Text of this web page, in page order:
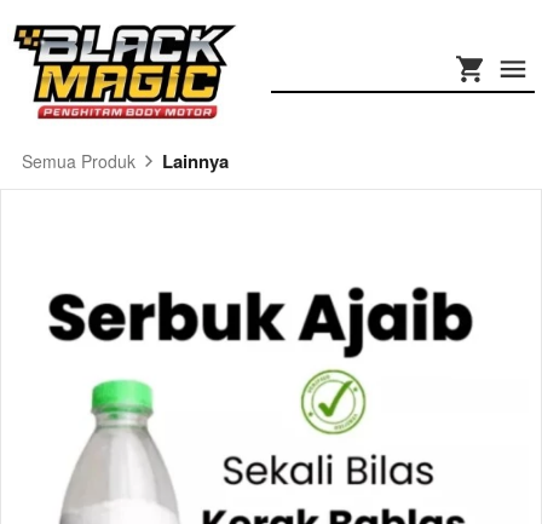
Semua Produk Lainnya